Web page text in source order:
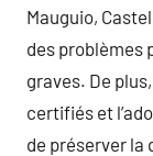
Mauguio,
des problèmes
graves. De
certifiés et
de préserver la